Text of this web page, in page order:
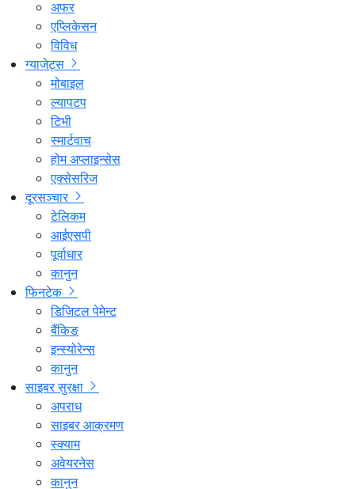
अफर
एप्लिकेसन
विविध
ग्याजेट्स
मोबाइल
ल्यापटप
टिभी
स्मार्टवाच
होम अप्लाइन्सेस
एक्सेसरिज
दूरसञ्चार
टेलिकम
आईएसपी
पूर्वाधार
कानुन
फिनटेक
डिजिटल पेमेन्ट
बैंकिङ
इन्स्योरेन्स
कानुन
साइबर सुरक्षा
अपराध
साइबर आक्रमण
स्क्याम
अवेयरनेस
कानुन